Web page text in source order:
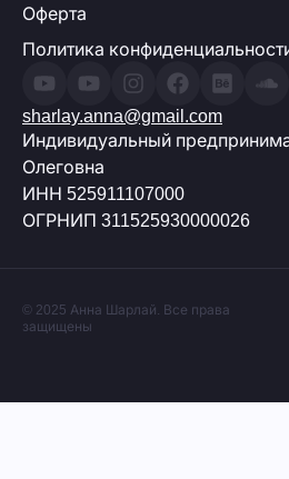
Оферта
Политика
sharlay.anna@gmail.com
Индивидуальный
Олеговна
ИНН 525911107000
ОГРНИП 311525930000026
© 2025 Анна Шарлай. Все права
защищены